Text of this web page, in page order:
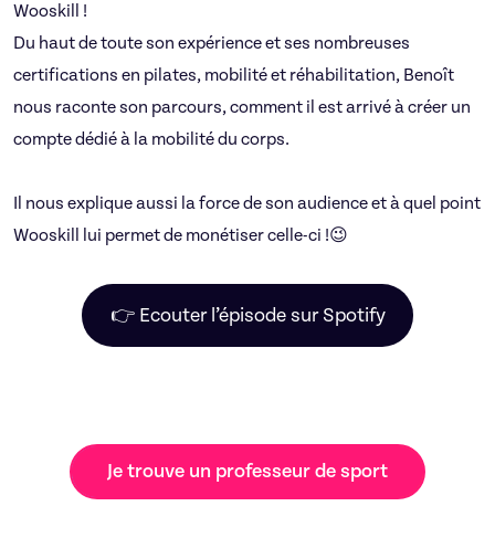
Wooskill !
Du haut de toute son expérience et ses nombreuses
certifications en pilates, mobilité et réhabilitation, Benoît
nous raconte son parcours, comment il est arrivé à créer un
compte dédié à la mobilité du corps.
Il nous explique aussi la force de son audience et à quel point
Wooskill lui permet de monétiser celle-ci !😉
👉 Ecouter l’épisode sur Spotify
Je trouve un professeur de sport